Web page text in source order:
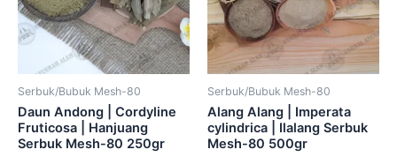
Serbuk/Bubuk Mesh-80
Daun Andong | Cordyline
Fruticosa | Hanjuang
Serbuk Mesh-80 250gr
Serbuk/Bubuk Mesh-80
Alang Alang | Imperata
cylindrica | Ilalang Serbuk
Mesh-80 500gr